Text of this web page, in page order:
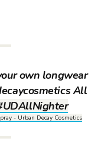
own longwear
All
- Urban Decay Cosmetics